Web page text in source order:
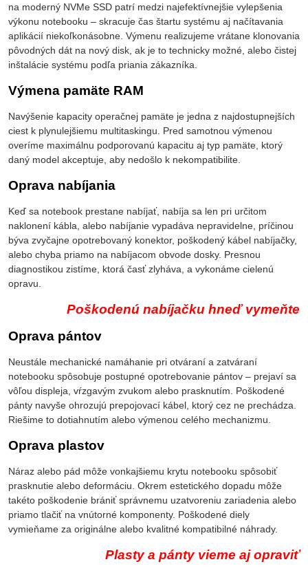
na moderný NVMe SSD patrí medzi najefektívnejšie vylepšenia
výkonu notebooku – skracuje čas štartu systému aj načítavania
aplikácií niekoľkonásobne. Výmenu realizujeme vrátane klonovania
pôvodných dát na nový disk, ak je to technicky možné, alebo čistej
inštalácie systému podľa priania zákazníka.
Výmena pamäte RAM
Navýšenie kapacity operačnej pamäte je jedna z najdostupnejších
ciest k plynulejšiemu multitaskingu. Pred samotnou výmenou
overíme maximálnu podporovanú kapacitu aj typ pamäte, ktorý
daný model akceptuje, aby nedošlo k nekompatibilite.
Oprava nabíjania
Keď sa notebook prestane nabíjať, nabíja sa len pri určitom
naklonení kábla, alebo nabíjanie vypadáva nepravidelne, príčinou
býva zvyčajne opotrebovaný konektor, poškodený kábel nabíjačky,
alebo chyba priamo na nabíjacom obvode dosky. Presnou
diagnostikou zistíme, ktorá časť zlyháva, a vykonáme cielenú
opravu.
Poškodenú nabíjačku hneď vymeňte
Oprava pántov
Neustále mechanické namáhanie pri otváraní a zatváraní
notebooku spôsobuje postupné opotrebovanie pántov – prejaví sa
vôľou displeja, vŕzgavým zvukom alebo prasknutím. Poškodené
pánty navyše ohrozujú prepojovací kábel, ktorý cez ne prechádza.
Riešime to dotiahnutím alebo výmenou celého mechanizmu.
Oprava plastov
Náraz alebo pád môže vonkajšiemu krytu notebooku spôsobiť
prasknutie alebo deformáciu. Okrem estetického dopadu môže
takéto poškodenie brániť správnemu uzatvoreniu zariadenia alebo
priamo tlačiť na vnútorné komponenty. Poškodené diely
vymieňame za originálne alebo kvalitné kompatibilné náhrady.
Plasty a pánty vieme aj opraviť